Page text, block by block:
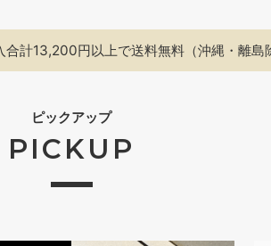
合計13,200円以上で送料無料（沖縄・離島
ピックアップ
PICKUP